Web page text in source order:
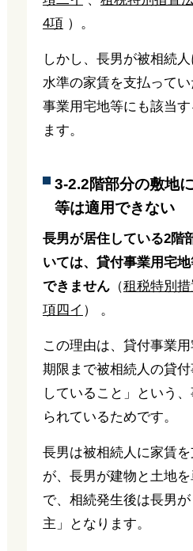
4項）。
しかし、長男が被相続
水準の家賃を支払って
事業用宅地等にも該当
ます。
3-2.2階部分の敷地
等は適用できない
長男が居住している2階
いては、貸付事業用宅
できません（租税特別
項四イ ） 。
この理由は、貸付事業
期限まで被相続人の貸
していること」という
られているためです。
長男は被相続人に家賃
が、長男が建物と土地
で、相続発生後は長男
主」となります。